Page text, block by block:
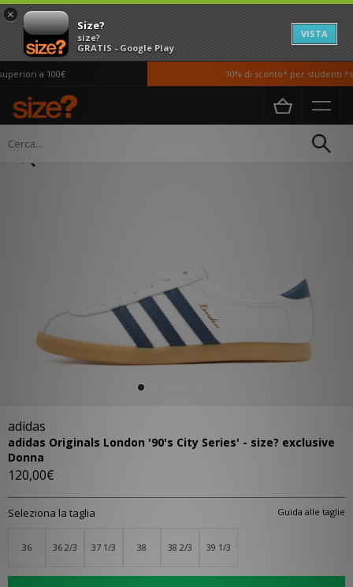
×
Size?
size?
GRATIS - Google Play
VISTA
a 100€ 10% di sconto* per studenti *si
Home Donna
adidas
adidas Originals London '90's City Series' - size? exclusive
Donna
120,00€
Guida alle taglie
Seleziona la taglia
36 36 2/3 37 1/3 38 38 2/3 39 1/3